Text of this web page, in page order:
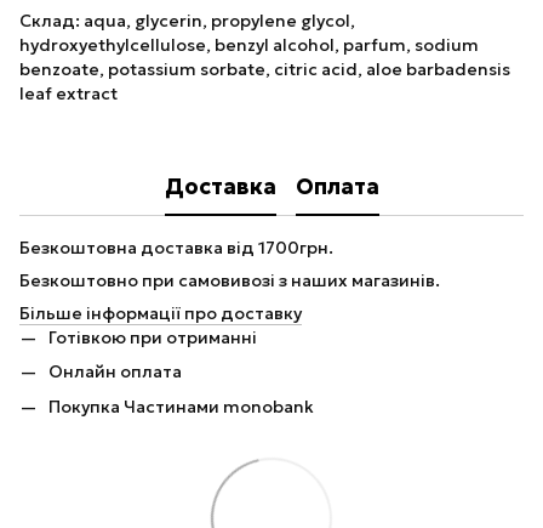
Склад: aqua, glycerin, propylene glycol,
hydroxyethylcellulose, benzyl alcohol, parfum, sodium
benzoate, potassium sorbate, citric acid, aloe barbadensis
leaf extract
Доставка Оплата
Безкоштовна доставка від 1700грн.
Безкоштовно при самовивозі з наших магазинів.
Більше інформації про доставку
Готівкою при отриманні
Онлайн оплата
Покупка Частинами monobank